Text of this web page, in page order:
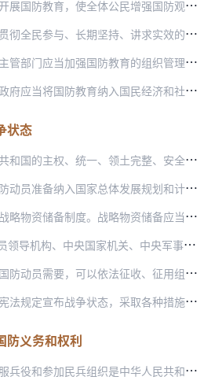
公民增强国防观念、强化忧患意识、掌握国防知识、提高国防技能、发扬爱国主义精神，依法履行国防义务。
、讲求实效的方针，实行经常教育与集中教育相结合、普及教育与重点教育相结合、理论教育与行为教育相结合的原则。
加强国防教育的组织管理，其他有关部门应当按照规定的职责做好国防教育工作。
国防教育纳入国民经济和社会发展计划，保障国防教育所需的经费。
状态
、领土完整、安全和发展利益遭受威胁时，国家依照宪法和法律规定，进行全国总动员或者局部动员。
国家总体发展规划和计划，完善国防动员体制，增强国防动员潜力，提高国防动员能力。
度。战略物资储备应当规模适度、储存安全、调用方便、定期更换，保障战时的需要。
家机关、中央军事委员会机关有关部门按照职责分工，组织国防动员准备和实施工作。
，可以依法征收、征用组织和个人的设备设施、交通工具、场所和其他财产。
争状态，采取各种措施集中人力、物力和财力，领导全体公民保卫祖国、抵抗侵略。
防义务和权利
和参加民兵组织是中华人民共和国公民的光荣义务。